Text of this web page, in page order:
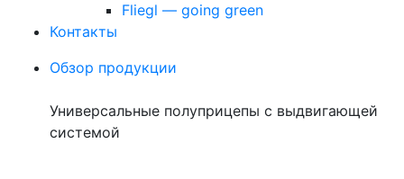
Fliegl — going green
Контакты
Обзор продукции
Универсальные полуприцепы с выдвигающей
системой